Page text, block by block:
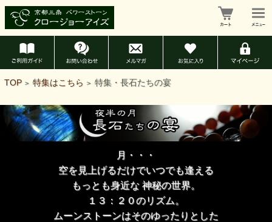
TOP > 特集はこちら > 特集・長石たちの宴
月・・・
空を見上げるだけでいつでも逢える
もっとも身近な 神秘の世界。
１３：２０のリズム。
ムーンストーンはそのゆったりとした